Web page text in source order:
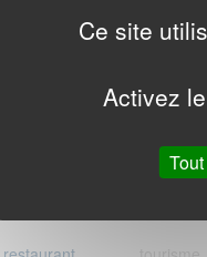
entreprise
Ce site
Activez